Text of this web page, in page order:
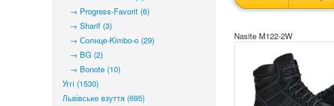
→ Progress-Favorit (6)
→ Sharif (3)
→ Солнце-Kimbo-o (29)
→ BG (2)
→ Bonote (10)
Уггі (1530)
Львівське взуття (695)
Nasite M122-2W